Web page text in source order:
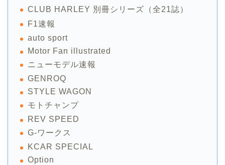
CLUB HARLEY 別冊シリーズ（全21誌）
F1速報
auto sport
Motor Fan illustrated
ニューモデル速報
GENROQ
STYLE WAGON
モトチャンプ
REV SPEED
G-ワークス
KCAR SPECIAL
Option